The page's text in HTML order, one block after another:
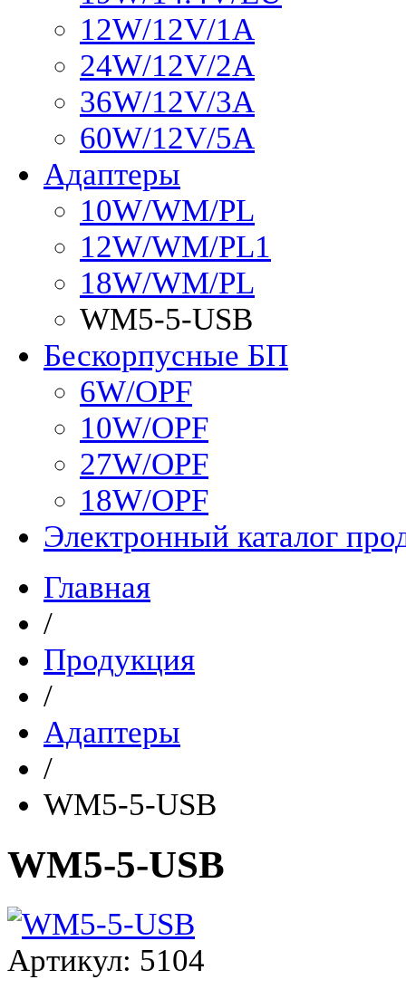
12W/12V/1A
24W/12V/2A
36W/12V/3A
60W/12V/5A
Адаптеры
10W/WM/PL
12W/WM/PL1
18W/WM/PL
WM5-5-USB
Бескорпусные БП
6W/OPF
10W/OPF
27W/OPF
18W/OPF
Электронный каталог
Главная
/
Продукция
/
Адаптеры
/
WM5-5-USB
WM5-5-USB
Артикул: 5104